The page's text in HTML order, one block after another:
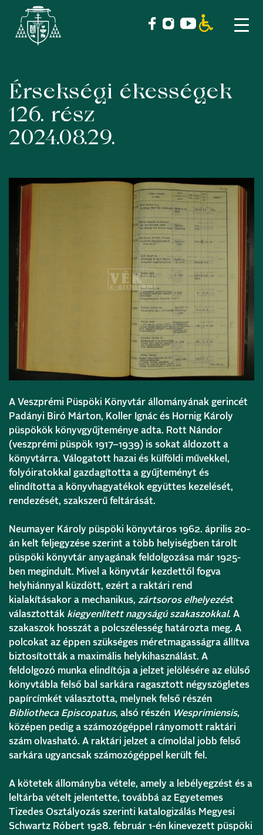
Skip
content
Érsekségi ékességek
126. rész
2024.08.29.
A Veszprémi Püspöki Könyvtár állományának gerincét
Padányi Biró Márton, Koller Ignác és Hornig Károly
püspökök könyvgyűjteménye adta. Rott Nándor
(veszprémi püspök 1917–1939) is sokat áldozott a
könyvtárra. Válogatott hazai és külföldi művekkel,
folyóiratokkal gazdagította a gyűjteményt és
elindította a könyvhagyatékok együttes kezelését,
rendezését, szakszerű feltárását.
Neumayer Károly püspöki könyvtáros 1962. április 20-
án kelt feljegyzése szerint a több helyiségben tárolt
püspöki könyvtár anyagának feldolgozása már 1925-
ben megindult. Mivel a könyvtár kezdettől fogva
helyhiánnyal küzdött, ezért a raktári rend
kialakításakor a mechanikus, zártsoros elhelyezést
választották kiegyenlített nagyságú szakaszokkal. A
szakaszok hosszát a polcszélesség határozta meg. A
polcokat az éppen szükséges méretmagasságra állítva
biztosították a maximális helykihasználást. A
feldolgozó munka elindítója a jelzet jelölésére az elülső
könyvtábla felső bal sarkára ragasztott négyszögletes
papírcímkét választotta, melynek felső részén
Bibliotheca Episcopatus, alsó részén Wesprimiensis,
középen pedig a számozógéppel rányomott raktári
szám olvasható. A raktári jelzet a címoldal jobb felső
sarkára ugyancsak számozógéppel került fel.
A kötetek állományba vétele, amely a lebélyegzést és a
leltárba vételt jelentette, továbbá az Egyetemes
Tizedes Osztályozás szerinti katalogizálás Megyesi
Schwartz Róbert 1928. február 1-én kinevezett püspöki